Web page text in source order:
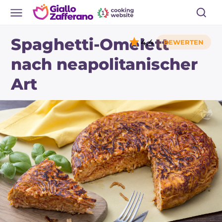
Spaghetti-Omelett
nach neapolitanischer
Art
4,4